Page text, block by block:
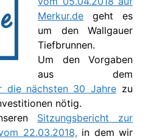
Merkur.de geht es
um den Wallgauer
Tiefbrunnen.
Um den Vorgaben
aus dem
die nächsten 30 Jahre zu
nötig.
Sitzungsbericht zur
22.03.2018, in dem wir